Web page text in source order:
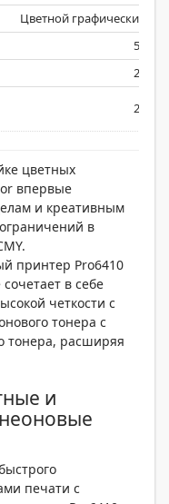
Цветной графический
50
28
28
цветных
впервые
и креативным
в
принтер Pro6410
в себе
четкости с
тонера с
тонера, расширяя
и
печати с